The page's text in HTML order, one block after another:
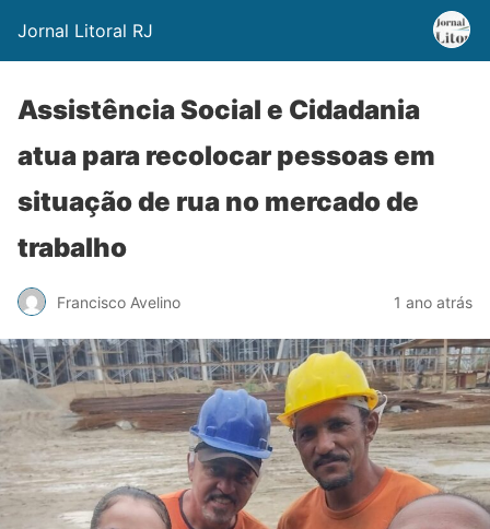
Jornal Litoral RJ
Assistência Social e Cidadania
atua para recolocar pessoas em
situação de rua no mercado de
trabalho
Francisco Avelino 1 ano atrás